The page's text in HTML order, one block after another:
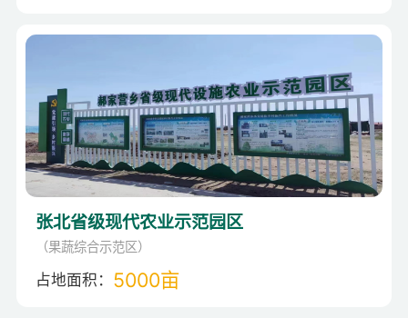
张北省级现代农业示范园区
（果蔬综合示范区）
占地面积： 5000亩